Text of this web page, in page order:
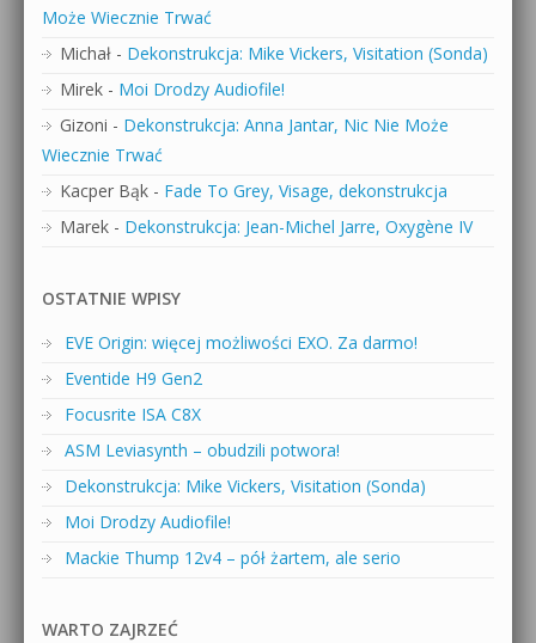
Może Wiecznie Trwać
Michał - Dekonstrukcja: Mike Vickers, Visitation (Sonda)
Mirek - Moi Drodzy Audiofile!
Gizoni - Dekonstrukcja: Anna Jantar, Nic Nie Może
Wiecznie Trwać
Kacper Bąk - Fade To Grey, Visage, dekonstrukcja
Marek - Dekonstrukcja: Jean-Michel Jarre, Oxygène IV
OSTATNIE WPISY
EVE Origin: więcej możliwości EXO. Za darmo!
Eventide H9 Gen2
Focusrite ISA C8X
ASM Leviasynth – obudzili potwora!
Dekonstrukcja: Mike Vickers, Visitation (Sonda)
Moi Drodzy Audiofile!
Mackie Thump 12v4 – pół żartem, ale serio
WARTO ZAJRZEĆ